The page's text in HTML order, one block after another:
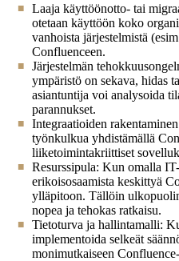
Laaja käyttöönotto- tai
otetaan käyttöön koko
vanhoista järjestelmistä
Confluenceen.
Järjestelmän
ympäristö on sekava, hidas
asiantuntija voi analysoida
parannukset.
Integraatioiden
työnkulkua yhdistämällä
liiketoimintakriittiset
Resurssipula: Kun omalla
erikoisosaamista keskittyä
ylläpitoon. Tällöin
nopea ja tehokas ratkaisu.
Tietoturva ja hallintamalli:
implementoida selkeät
monimutkaiseen